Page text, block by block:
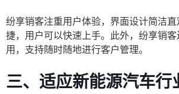
纷享销客注重用户体验，界面设计简洁
捷，用户可以快速上手。此外，纷享销
用，支持随时随地进行客户管理。
三、适应新能源汽车行